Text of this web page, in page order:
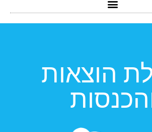
הוצאות